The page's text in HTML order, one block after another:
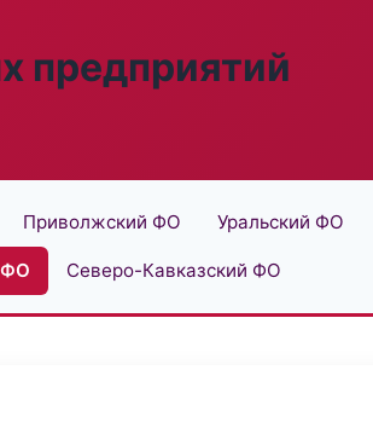
предприятий
Приволжский ФО Уральский ФО
Северо-Кавказский ФО